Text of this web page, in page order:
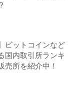
ビットコインなど
国内取引所ランキ
売所を紹介中！